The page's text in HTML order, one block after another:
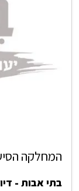
המחלקה
בתי אבות -